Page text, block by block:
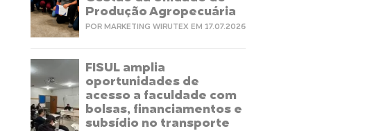
Produção Agropecuária
POR MARKETING WIRUTEX EM 17.07.2026
FISUL amplia
oportunidades de
acesso a faculdade com
bolsas, financiamentos e
subsídio no transporte